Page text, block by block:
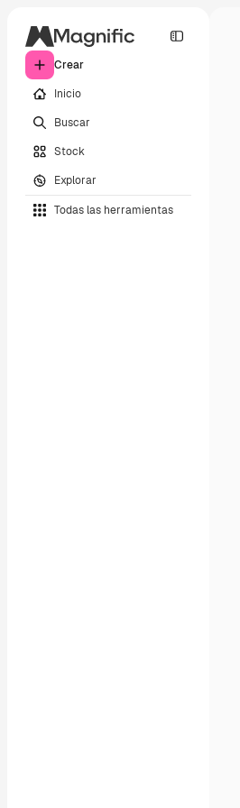
Crear
Inicio
Buscar
Stock
Explorar
Todas las herramientas